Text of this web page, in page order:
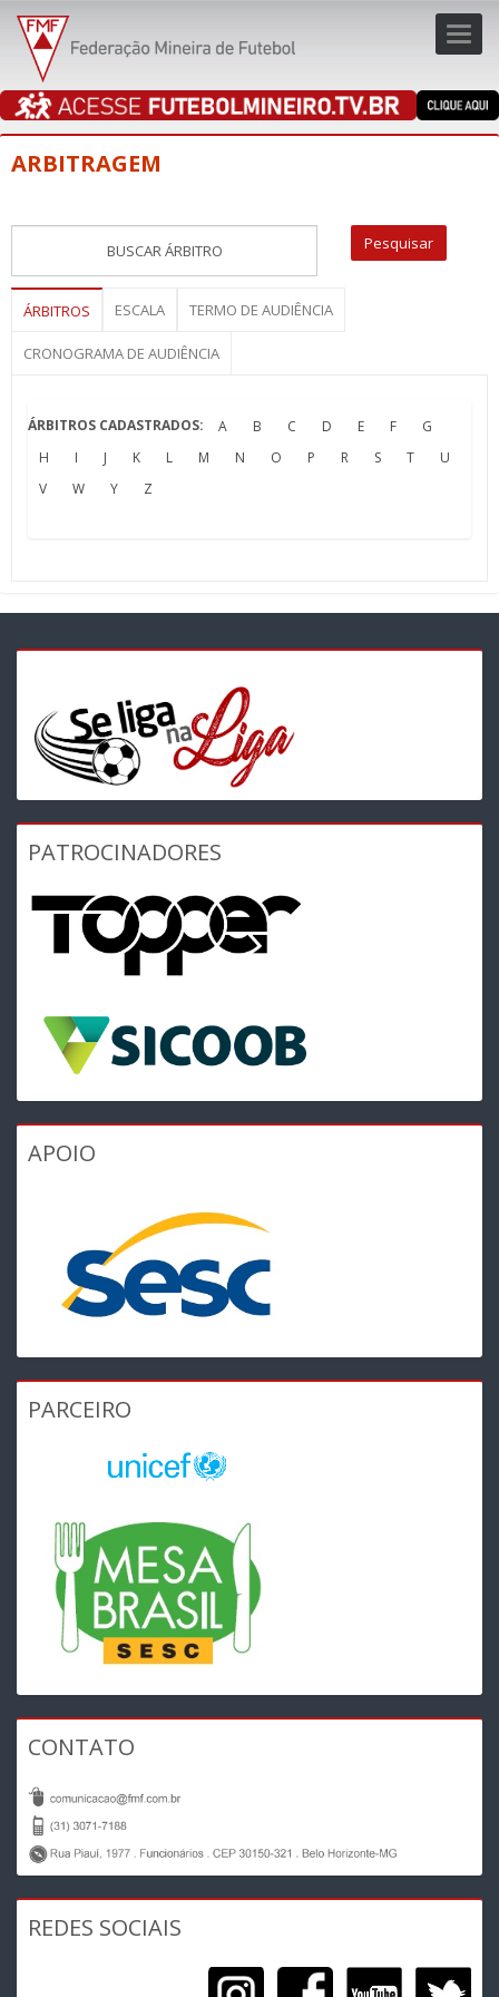
ARBITRAGEM
ÁRBITROS ESCALA TERMO DE AUDIÊNCIA
CRONOGRAMA DE AUDIÊNCIA
ÁRBITROS CADASTRADOS: A B C D E F
G
H
I J K L M N O P R S T
U
V
W Y Z
PATROCINADORES
APOIO
PARCEIRO
CONTATO
REDES SOCIAIS